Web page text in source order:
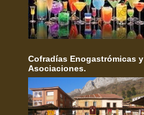
Cofradías Enogastrómicas y
Asociaciones.